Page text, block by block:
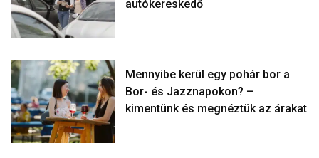
autókereskedő
Mennyibe kerül egy pohár bor a
Bor- és Jazznapokon? –
kimentünk és megnéztük az árakat